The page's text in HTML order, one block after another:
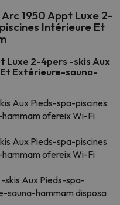
1950 Appt Luxe 2-
Intérieure Et
Luxe 2-4pers -skis Aux
Extérieure-sauna-
Aux Pieds-spa-piscines
ofereix Wi-Fi
Aux Pieds-spa-piscines
ofereix Wi-Fi
skis Aux Pieds-spa-
sauna-hammam disposa